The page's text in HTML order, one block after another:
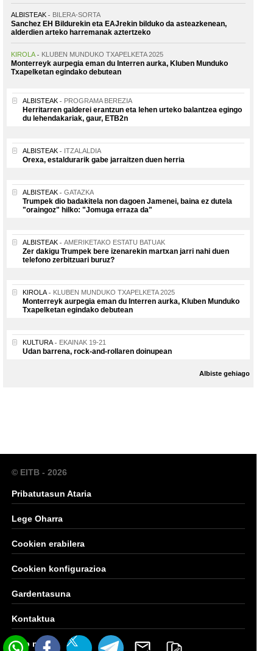
ALBISTEAK BILERA-SORTA
Sanchez EH Bildurekin eta EAJrekin bilduko da asteazkenean,
alderdien arteko harremanak aztertzeko
KIROLA KLUBEN MUNDUKO TXAPELKETA 2025
Monterreyk aurpegia eman du Interren aurka, Kluben Munduko
Txapelketan egindako debutean
ALBISTEAK PROGRAMA BEREZIA
Herritarren galderei erantzun eta lehen urteko balantzea egingo
du lehendakariak, gaur, ETB2n
ALBISTEAK ITZALALDIA
Orexa, estaldurarik gabe jarraitzen duen herria
ALBISTEAK GATAZKA
Trumpek dio badakitela non dagoen Jamenei, baina ez dutela
"oraingoz" hilko: "Jomuga erraza da"
ALBISTEAK AMERIKETAKO ESTATU BATUAK
Zer dakigu Trumpek bere izenarekin martxan jarri nahi duen
telefono zerbitzuari buruz?
KIROLA KLUBEN MUNDUKO TXAPELKETA 2025
Monterreyk aurpegia eman du Interren aurka, Kluben Munduko
Txapelketan egindako debutean
KULTURA EKAINAK 19-21
Udan barrena, rock-and-rollaren doinupean
Albiste gehiago
© EITB - 2026
Pribatutasun Ataria
Lege Oharra
Cookien erabilera
Cookien konfigurazioa
Gardentasuna
Kontaktua
Web mapa